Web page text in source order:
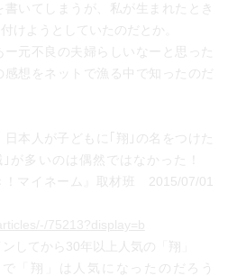
書いてしまうが、私が生まれたとき
けようとしていたのだとか。
ー元不良の夫婦らしいなーと思った
想をネットで漁る中で知ったのだ
本人が子どもに｢翔｣の名をつけた
が多いのは偶然ではなかった！
！マイネーム』取材班 2015/07/01
してから30年以上人気の「翔」
「翔」は人気になったのだろう